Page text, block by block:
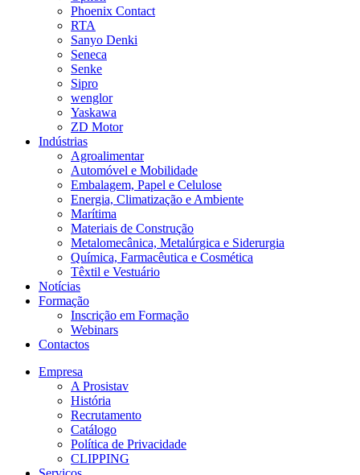
Phoenix Contact
RTA
Sanyo Denki
Seneca
Senke
Sipro
wenglor
Yaskawa
ZD Motor
Indústrias
Agroalimentar
Automóvel e Mobilidade
Embalagem, Papel e Celulose
Energia, Climatização e Ambiente
Marítima
Materiais de Construção
Metalomecânica, Metalúrgica e Siderurgia
Química, Farmacêutica e Cosmética
Têxtil e Vestuário
Notícias
Formação
Inscrição em Formação
Webinars
Contactos
Empresa
A Prosistav
História
Recrutamento
Catálogo
Política de Privacidade
CLIPPING